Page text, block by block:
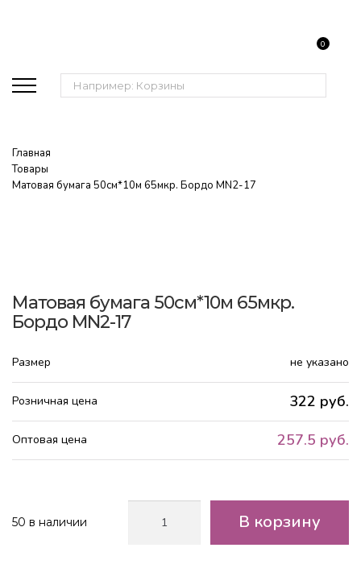
Поиск:
0
Главная
Товары
Матовая бумага 50см*10м 65мкр. Бордо MN2-17
Матовая бумага 50см*10м 65мкр.
Бордо MN2-17
Размер не указано
Розничная цена 322 руб.
Оптовая цена 257.5 руб.
50 в наличии
товара
В корзину